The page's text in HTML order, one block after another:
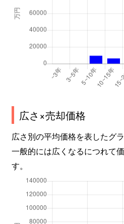
広さ×売却価格
広さ別の平均価格を表したグラ
一般的には広くなるにつれて
す。